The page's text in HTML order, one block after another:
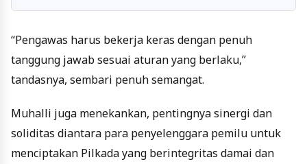
“Pengawas harus bekerja keras dengan penuh
tanggung jawab sesuai aturan yang berlaku,”
tandasnya, sembari penuh semangat.
Muhalli juga menekankan, pentingnya sinergi dan
soliditas diantara para penyelenggara pemilu untuk
menciptakan Pilkada yang berintegritas damai dan